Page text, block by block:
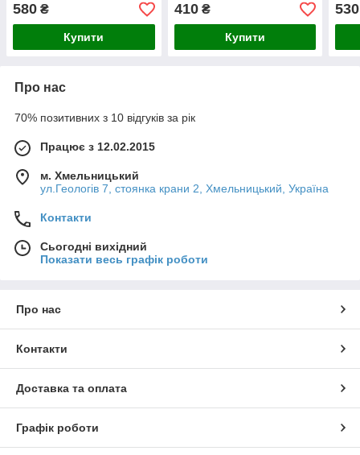
580 ₴
Купити
410₴
Купити
530
Про нас
70% позитивних з 10 відгуків за рік
Працює з 12.02.2015
м. Хмельницький
ул.Геологів 7, стоянка крани 2, Хмельницький, Україна
Контакти
Сьогодні вихідний
Показати весь графік роботи
Про нас
Контакти
Доставка та оплата
Графік роботи